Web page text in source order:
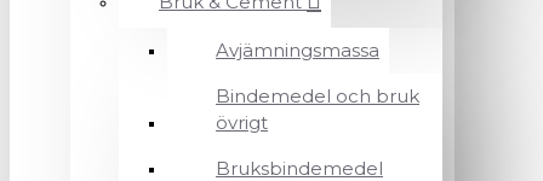
Avjämningsmassa
Bindemedel och bruk
övrigt
Bruksbindemedel